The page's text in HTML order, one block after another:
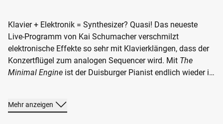
Klavier + Elektronik = Synthesizer? Quasi! Das neueste
Live-Programm von Kai Schumacher verschmilzt
elektronische Effekte so sehr mit Klavierklängen, dass der
Konzertflügel zum analogen Sequencer wird. Mit The
Minimal Engine ist der Duisburger Pianist endlich wieder in
im Foyer zu erleben war. In seiner Musik vermischen sich
Mehr anzeigen